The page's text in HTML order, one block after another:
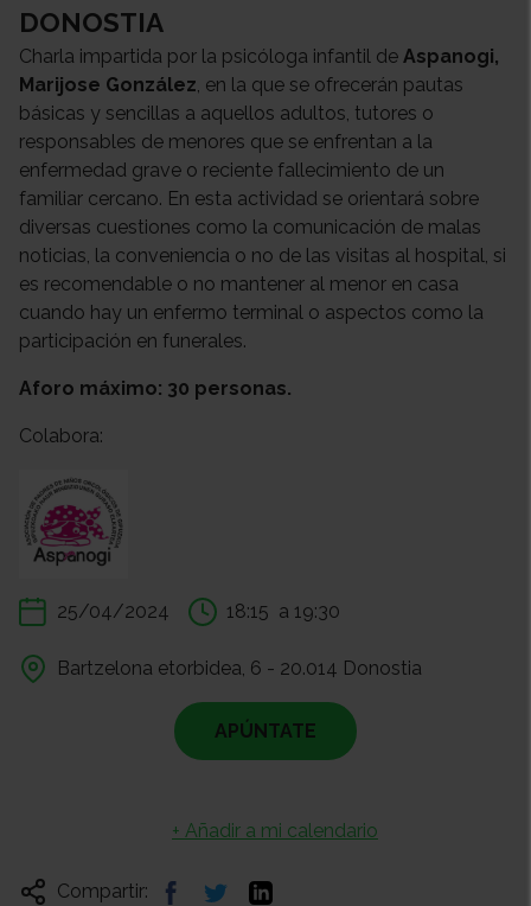
DONOSTIA
Charla impartida por la psicóloga infantil de Aspanogi,
Marijose González, en la que se ofrecerán pautas
básicas y sencillas a aquellos adultos, tutores o
responsables de menores que se enfrentan a la
enfermedad grave o reciente fallecimiento de un
familiar cercano. En esta actividad se orientará sobre
diversas cuestiones como la comunicación de malas
noticias, la conveniencia o no de las visitas al hospital, si
es recomendable o no mantener al menor en casa
cuando hay un enfermo terminal o aspectos como la
participación en funerales.
Aforo máximo: 30 personas.
Colabora:
25/04/2024 18:15 a 19:30
Bartzelona etorbidea, 6 - 20.014 Donostia
APÚNTATE
+ Añadir a mi calendario
Compartir: